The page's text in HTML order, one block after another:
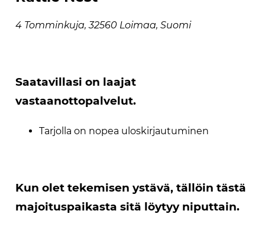
4 Tomminkuja, 32560 Loimaa, Suomi
Saatavillasi on laajat
vastaanottopalvelut.
Tarjolla on nopea uloskirjautuminen
Kun olet tekemisen ystävä, tällöin tästä
majoituspaikasta sitä löytyy niputtain.